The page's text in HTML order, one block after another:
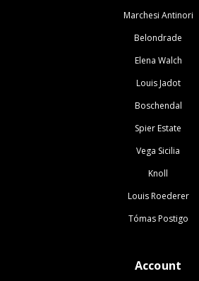
Marchesi Antinori
Belondrade
Elena Walch
Louis Jadot
Boschendal
Spier Estate
Vega Sicilia
Knoll
Louis Roederer
Tómas Postigo
Account